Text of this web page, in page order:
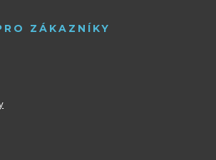
ZÁKAZNÍKY